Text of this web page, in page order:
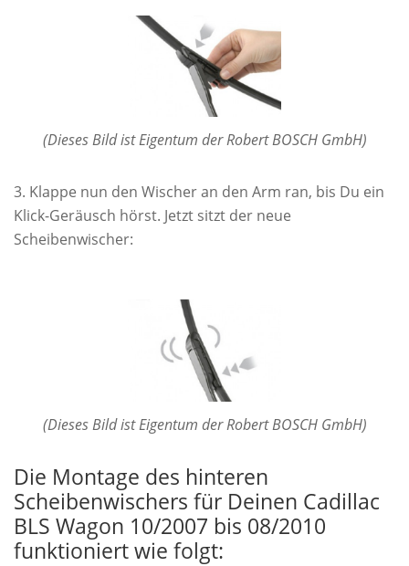
(Dieses Bild ist Eigentum der Robert BOSCH GmbH)
Klappe nun den Wischer an den Arm ran, bis Du ein
Klick-Geräusch hörst. Jetzt sitzt der neue
Scheibenwischer:
(Dieses Bild ist Eigentum der Robert BOSCH GmbH)
Die Montage des hinteren
Scheibenwischers für Deinen Cadillac
BLS Wagon 10/2007 bis 08/2010
funktioniert wie folgt: